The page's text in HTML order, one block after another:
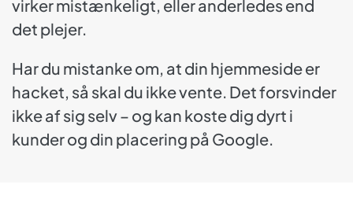
virker mistænkeligt, eller anderledes end
det plejer.
Har du mistanke om, at din hjemmeside er
hacket, så skal du ikke vente. Det forsvinder
ikke af sig selv – og kan koste dig dyrt i
kunder og din placering på Google.